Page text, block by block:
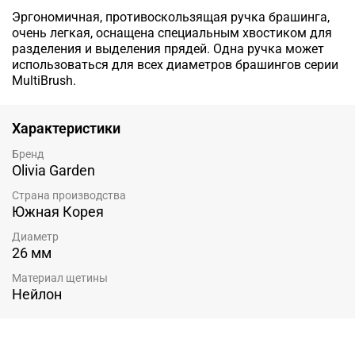
Эргономичная, противоскользящая ручка брашинга,
очень легкая, оснащена специальным хвостиком для
разделения и выделения прядей. Одна ручка может
использоваться для всех диаметров брашингов серии
MultiBrush.
Характеристики
Бренд
Olivia Garden
Страна производства
Южная Корея
Диаметр
26 мм
Материал щетины
Нейлон